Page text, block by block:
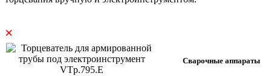
×
Сварочные аппараты